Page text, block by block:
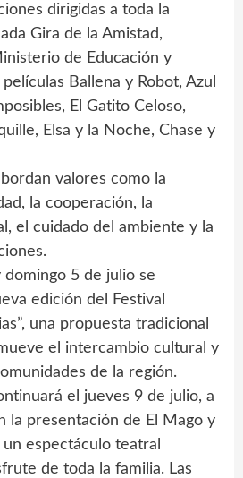
dirigidas a toda la
Gira de la Amistad,
de Educación y
Ballena y Robot, Azul
El Gatito Celoso,
Elsa y la Noche, Chase y
valores como la
la cooperación, la
el cuidado del ambiente y la
domingo 5 de julio se
edición del Festival
una propuesta tradicional
el intercambio cultural y
de la región.
el jueves 9 de julio, a
la presentación de El Mago y
espectáculo teatral
de toda la familia. Las